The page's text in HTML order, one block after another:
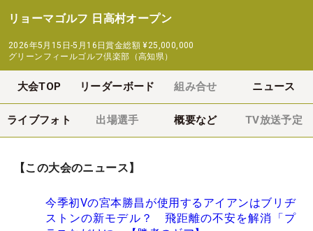
リョーマゴルフ 日高村オープン
2026年5月15日-5月16日賞金総額 ¥25,000,000
グリーンフィールゴルフ倶楽部（高知県）
大会TOP リーダーボード 組み合せ ニュース
ライブフォト 出場選手 概要など TV放送予定
【この大会のニュース】
今季初Vの宮本勝昌が使用するアイアンはブリヂ
ストンの新モデル？ 飛距離の不安を解消「プ